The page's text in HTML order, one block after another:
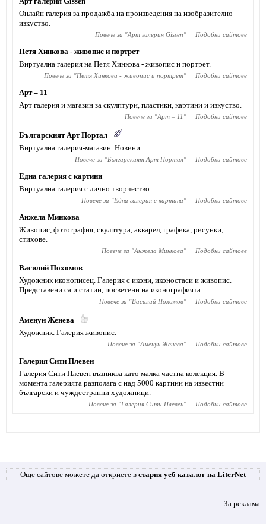
Онлайн галерия за продажба на произведения на изобразително
изкуство.
Повече за "Арт галерия Gissen" Подобни сайтове
Петя Хинкова - живопис и портрет
Виртуална галерия на Петя Хинкова - живопис и портрет.
Повече за "Петя Хинкова - живопис и портрет" Подобни сайтове
Арт – 11
Арт галерия и магазин за скулптури, пластики, картини и изкуство.
Повече за "Арт – 11 " Подобни сайтове
Българският Арт Портал
Виртуална галерия-магазин. Новини.
Повече за "Българският Арт Портал" Подобни сайтове
Една галерия с картини
Виртуална галерия с лично творчество.
Повече за "Една галерия с картини" Подобни сайтове
Анжела Минкова
Живопис, фотография, скулптура, акварел, графика, рисунки;
стихове.
Повече за "Анжела Минкова" Подобни сайтове
Василий Похомов
Художник иконописец. Галерия с икони, иконостаси и живопис.
Представени са и статии, посветени на иконографията.
Повече за "Василий Похомов" Подобни сайтове
Аменун Женева
Художник. Галерия живопис.
Повече за "Аменун Женева" Подобни сайтове
Галерия Сити Плевен
Галерия Сити Плевен възниква като малка частна колекция. В
момента галерията разполага с над 5000 картини на известни
български и чуждестранни художници.
Повече за "Галерия Сити Плевен" Подобни сайтове
Още сайтове можете да откриете в стария уеб каталог на LiterNet
За реклама